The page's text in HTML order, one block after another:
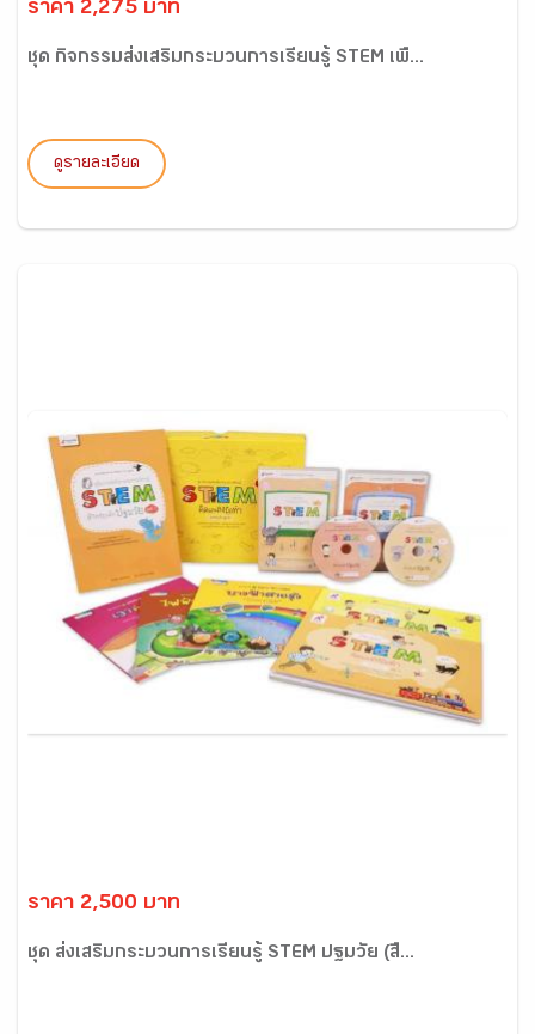
ราคา 2,275 บาท
ชุด กิจกรรมส่งเสริมกระบวนการเรียนรู้ STEM เพื...
ดูรายละเอียด
ราคา 2,500 บาท
ชุด ส่งเสริมกระบวนการเรียนรู้ STEM ปฐมวัย (สื...